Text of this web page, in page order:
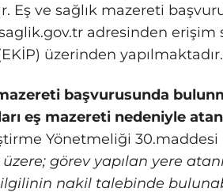
Eş ve sağlık mazereti
adresinden erişim
üzerinden yapılmaktadır.
başvurusunda
eş mazereti nedeniyle
Yönetmeliği 30.maddesi
görev yapılan yere
nakil talebinde